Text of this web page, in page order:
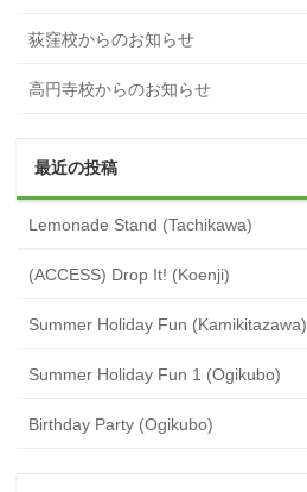
荻窪校からのお知らせ
高円寺校からのお知らせ
最近の投稿
Lemonade Stand (Tachikawa)
(ACCESS) Drop It! (Koenji)
Summer Holiday Fun (Kamikitazawa)
Summer Holiday Fun 1 (Ogikubo)
Birthday Party (Ogikubo)